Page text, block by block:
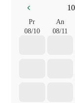
Pr
08/10
An
08/11